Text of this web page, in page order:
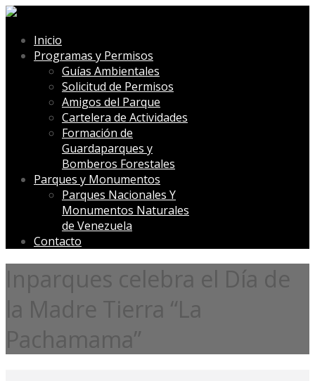
Inicio
Programas y Permisos
Guías Ambientales
Solicitud de Permisos
Amigos del Parque
Cartelera de Actividades
Formación de
Guardaparques y
Bomberos Forestales
Parques y Monumentos
Parques Nacionales Y
Monumentos Naturales
de Venezuela
Contacto
Inparques celebra el Día de
la Madre Tierra “La
Pachamama”